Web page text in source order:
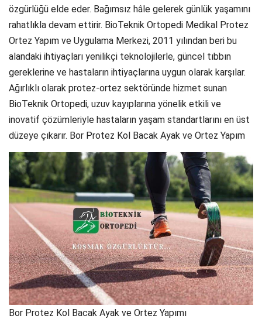
özgürlüğü elde eder. Bağımsız hâle gelerek günlük yaşamını
rahatlıkla devam ettirir. BioTeknik Ortopedi Medikal Protez
Ortez Yapım ve Uygulama Merkezi, 2011 yılından beri bu
alandaki ihtiyaçları yenilikçi teknolojilerle, güncel tıbbın
gereklerine ve hastaların ihtiyaçlarına uygun olarak karşılar.
Ağırlıklı olarak protez-ortez sektöründe hizmet sunan
BioTeknik Ortopedi, uzuv kayıplarına yönelik etkili ve
inovatif çözümleriyle hastaların yaşam standartlarını en üst
düzeye çıkarır. Bor Protez Kol Bacak Ayak ve Ortez Yapım
Bor Protez Kol Bacak Ayak ve Ortez Yapımı